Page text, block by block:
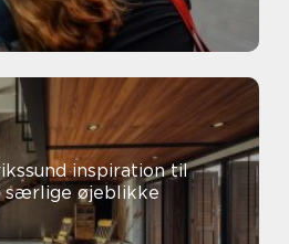
til
særlige øjeblikke